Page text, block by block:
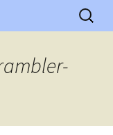
historiques